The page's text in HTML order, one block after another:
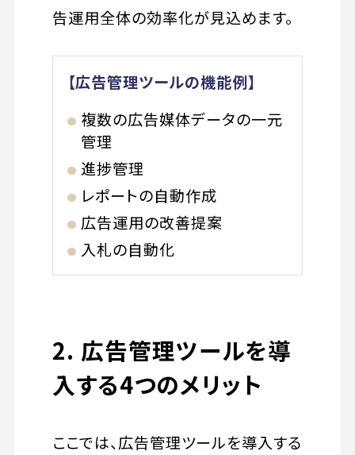
告運用全体の効率化が見込めます。
【広告管理ツールの機能例】
複数の広告媒体データの一元
管理
進捗管理
レポートの自動作成
広告運用の改善提案
入札の自動化
2. 広告管理ツールを導
入する4つのメリット
ここでは、広告管理ツールを導入する